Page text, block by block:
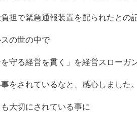
担で緊急通報装置を配られたとの
の世の中で
を守る経営を貫く」を経営スローガ
をされているなと、感心しました。
大切にされている事に